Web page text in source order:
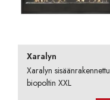
Xaralyn
Xaralyn sisäänrakennettu
biopoltin XXL